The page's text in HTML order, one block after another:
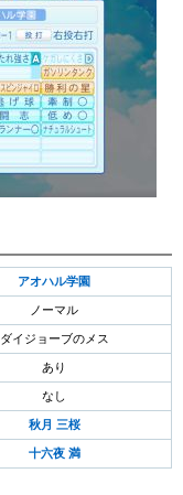
アオハル学園
ノーマル
ダイジョーブのメス
あり
なし
秋月 三桜
十六夜 満